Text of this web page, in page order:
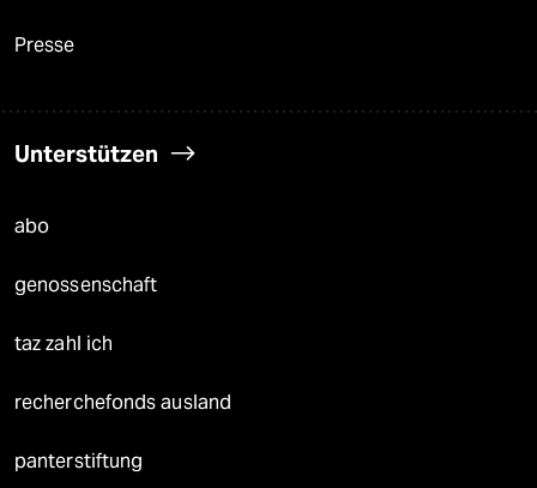
Presse
Unterstützen
abo
genossenschaft
taz zahl ich
recherchefonds ausland
panterstiftung